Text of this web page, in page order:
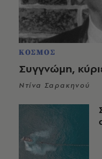
ΚΟΣΜΟΣ
Συγγνώμη,
Ντίνα Σαρακηνού